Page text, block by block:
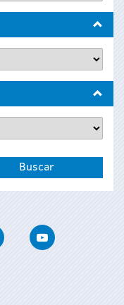
InstagramYoutube